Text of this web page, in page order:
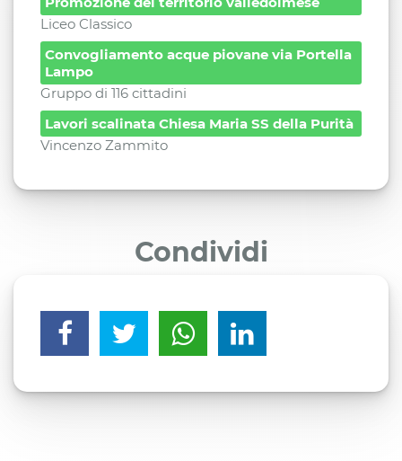
Liceo Classico
Convogliamento acque piovane via Portella
Lampo
Gruppo di 116 cittadini
Lavori scalinata Chiesa Maria SS della Purità
Vincenzo Zammito
Condividi